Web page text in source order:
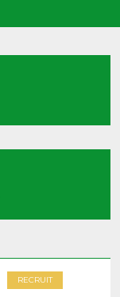
RECRUIT